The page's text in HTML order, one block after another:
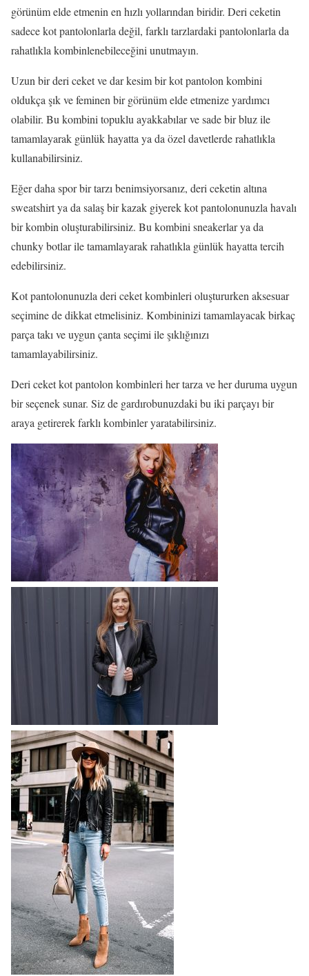
görünüm elde etmenin en hızlı yollarından biridir. Deri ceketin
sadece kot pantolonlarla değil, farklı tarzlardaki pantolonlarla da
rahatlıkla kombinlenebileceğini unutmayın.
Uzun bir deri ceket ve dar kesim bir kot pantolon kombini
oldukça şık ve feminen bir görünüm elde etmenize yardımcı
olabilir. Bu kombini topuklu ayakkabılar ve sade bir bluz ile
tamamlayarak günlük hayatta ya da özel davetlerde rahatlıkla
kullanabilirsiniz.
Eğer daha spor bir tarzı benimsiyorsanız, deri ceketin altına
sweatshirt ya da salaş bir kazak giyerek kot pantolonunuzla havalı
bir kombin oluşturabilirsiniz. Bu kombini sneakerlar ya da
chunky botlar ile tamamlayarak rahatlıkla günlük hayatta tercih
edebilirsiniz.
Kot pantolonunuzla deri ceket kombinleri oluştururken aksesuar
seçimine de dikkat etmelisiniz. Kombininizi tamamlayacak birkaç
parça takı ve uygun çanta seçimi ile şıklığınızı
tamamlayabilirsiniz.
Deri ceket kot pantolon kombinleri her tarza ve her duruma uygun
bir seçenek sunar. Siz de gardırobunuzdaki bu iki parçayı bir
araya getirerek farklı kombinler yaratabilirsiniz.